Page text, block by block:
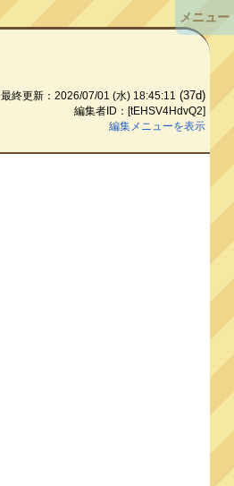
最終更新：2026/07/01 (水) 18:45:11 (37d)
編集者ID：[tEHSV4HdvQ2]
編集メニューを表示
メニュー